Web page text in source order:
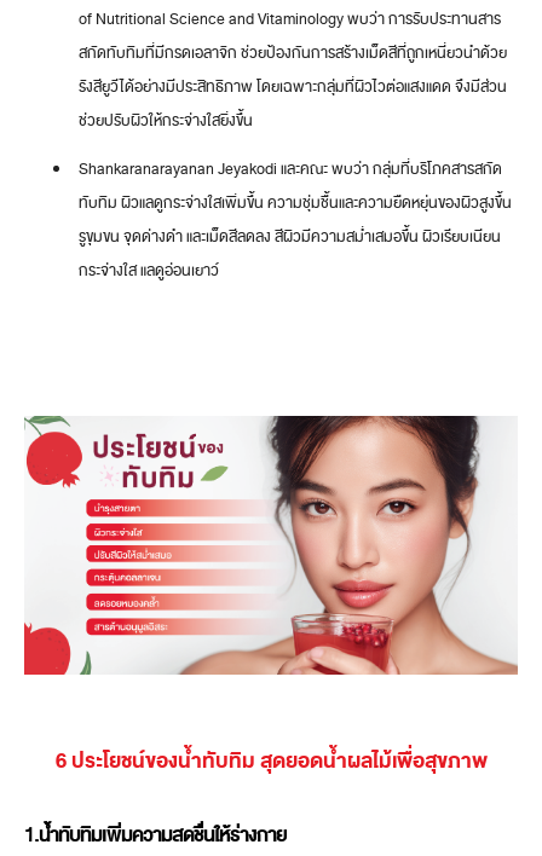
of Nutritional Science and Vitaminology พบว่า การรับประทานสาร
สกัดทับทิมที่มีกรดเอลาจิก ช่วยป้องกันการสร้างเม็ดสีที่ถูกเหนี่ยวนำด้วย
รังสียูวีได้อย่างมีประสิทธิภาพ โดยเฉพาะกลุ่มที่ผิวไวต่อแสงแดด จึงมีส่วน
ช่วยปรับผิวให้กระจ่างใสยิ่งขึ้น
Shankaranarayanan Jeyakodi และคณะ พบว่า กลุ่มที่บริโภคสารสกัด
ทับทิม ผิวแลดูกระจ่างใสเพิ่มขึ้น ความชุ่มชื้นและความยืดหยุ่นของผิวสูงขึ้น
รูขุมขน จุดด่างดำ และเม็ดสีลดลง สีผิวมีความสม่ำเสมอขึ้น ผิวเรียบเนียน
กระจ่างใส แลดูอ่อนเยาว์
6 ประโยชน์ของน้ำทับทิม สุดยอดน้ำผลไม้เพื่อสุขภาพ
1.น้ำทับทิมเพิ่มความสดชื่นให้ร่างกาย